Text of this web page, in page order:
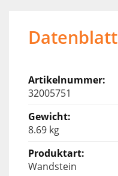
Datenblatt
32005751
8.69 kg
Wandstein